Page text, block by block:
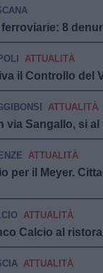
8
ATTUALITÀ
il Controllo del
ATTUALITÀ
via Sangallo, si
ATTUALITÀ
per il Meyer.
ATTUALITÀ
Calcio al
ATTUALITÀ